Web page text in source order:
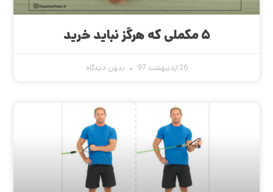
۵ مکملی که هرگز نباید خرید
26 اردیبهشت 97 بدون دیدگاه